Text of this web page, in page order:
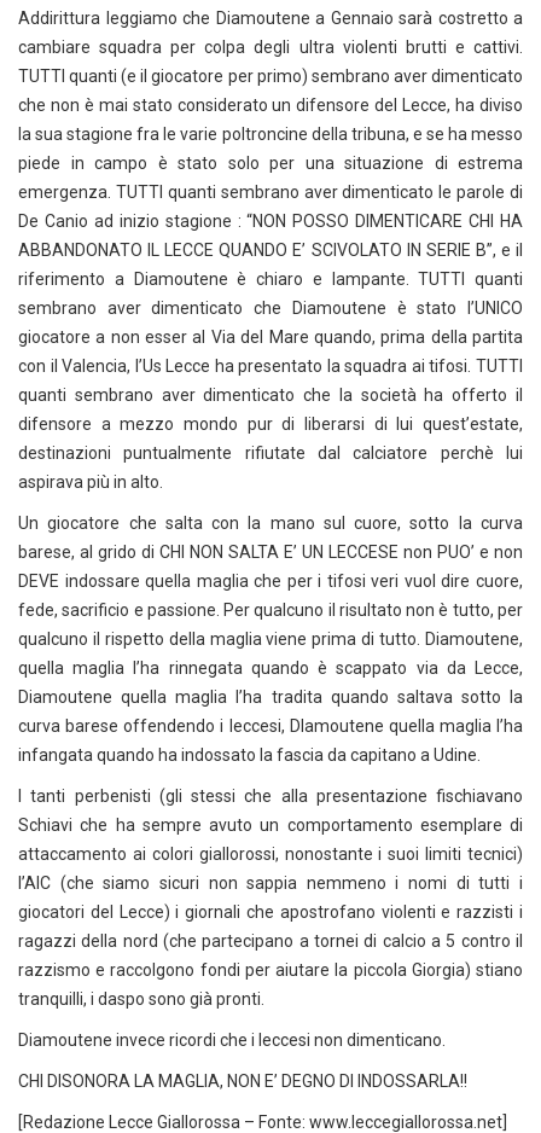
Addirittura leggiamo che Diamoutene a Gennaio sarà costretto a
cambiare squadra per colpa degli ultra violenti brutti e cattivi.
TUTTI quanti (e il giocatore per primo) sembrano aver dimenticato
che non è mai stato considerato un difensore del Lecce, ha diviso
la sua stagione fra le varie poltroncine della tribuna, e se ha messo
piede in campo è stato solo per una situazione di estrema
emergenza. TUTTI quanti sembrano aver dimenticato le parole di
De Canio ad inizio stagione : “NON POSSO DIMENTICARE CHI HA
ABBANDONATO IL LECCE QUANDO E’ SCIVOLATO IN SERIE B”, e il
riferimento a Diamoutene è chiaro e lampante. TUTTI quanti
sembrano aver dimenticato che Diamoutene è stato l’UNICO
giocatore a non esser al Via del Mare quando, prima della partita
con il Valencia, l’Us Lecce ha presentato la squadra ai tifosi. TUTTI
quanti sembrano aver dimenticato che la società ha offerto il
difensore a mezzo mondo pur di liberarsi di lui quest’estate,
destinazioni puntualmente rifiutate dal calciatore perchè lui
aspirava più in alto.
Un giocatore che salta con la mano sul cuore, sotto la curva
barese, al grido di CHI NON SALTA E’ UN LECCESE non PUO’ e non
DEVE indossare quella maglia che per i tifosi veri vuol dire cuore,
fede, sacrificio e passione. Per qualcuno il risultato non è tutto, per
qualcuno il rispetto della maglia viene prima di tutto. Diamoutene,
quella maglia l’ha rinnegata quando è scappato via da Lecce,
Diamoutene quella maglia l’ha tradita quando saltava sotto la
curva barese offendendo i leccesi, DIamoutene quella maglia l’ha
infangata quando ha indossato la fascia da capitano a Udine.
I tanti perbenisti (gli stessi che alla presentazione fischiavano
Schiavi che ha sempre avuto un comportamento esemplare di
attaccamento ai colori giallorossi, nonostante i suoi limiti tecnici)
l’AIC (che siamo sicuri non sappia nemmeno i nomi di tutti i
giocatori del Lecce) i giornali che apostrofano violenti e razzisti i
ragazzi della nord (che partecipano a tornei di calcio a 5 contro il
razzismo e raccolgono fondi per aiutare la piccola Giorgia) stiano
tranquilli, i daspo sono già pronti.
Diamoutene invece ricordi che i leccesi non dimenticano.
CHI DISONORA LA MAGLIA, NON E’ DEGNO DI INDOSSARLA!!
[Redazione Lecce Giallorossa – Fonte: www.leccegiallorossa.net]